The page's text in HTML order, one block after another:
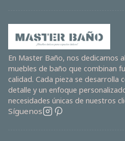
En Master Baño, nos dedicamos
muebles de baño que combinan
calidad. Cada pieza se desarrolla
detalle y un enfoque
necesidades únicas de nuestros
Síguenos